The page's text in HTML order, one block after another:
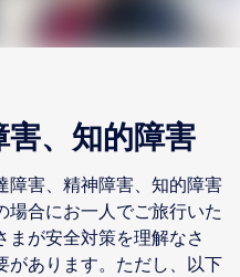
、知的障害
障害、精神障害、知的障害
場合にお一人でご旅行いた
まが安全対策を理解なさ
があります。ただし、以下